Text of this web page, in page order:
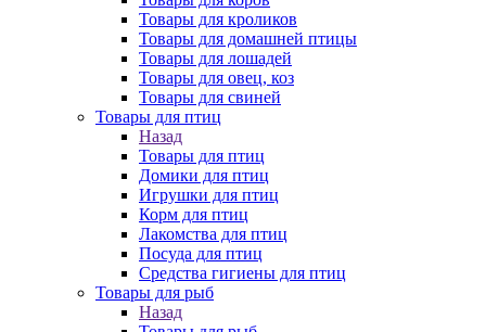
Товары для кроликов
Товары для домашней птицы
Товары для лошадей
Товары для овец, коз
Товары для свиней
Товары для птиц
Назад
Товары для птиц
Домики для птиц
Игрушки для птиц
Корм для птиц
Лакомства для птиц
Посуда для птиц
Средства гигиены для птиц
Товары для рыб
Назад